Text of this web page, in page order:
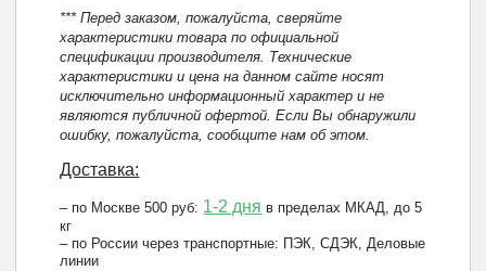
*** Перед заказом, пожалуйста, сверяйте
характеристики товара по официальной
спецификации производителя. Технические
характеристики и цена на данном сайте носят
исключительно информационный характер и не
являются публичной офертой. Если Вы обнаружили
ошибку, пожалуйста, сообщите нам об этом.
Доставка:
– по Москве 500 руб: 1-2 дня в пределах МКАД, до 5
кг
– по России через транспортные: ПЭК, СДЭК, Деловые
линии